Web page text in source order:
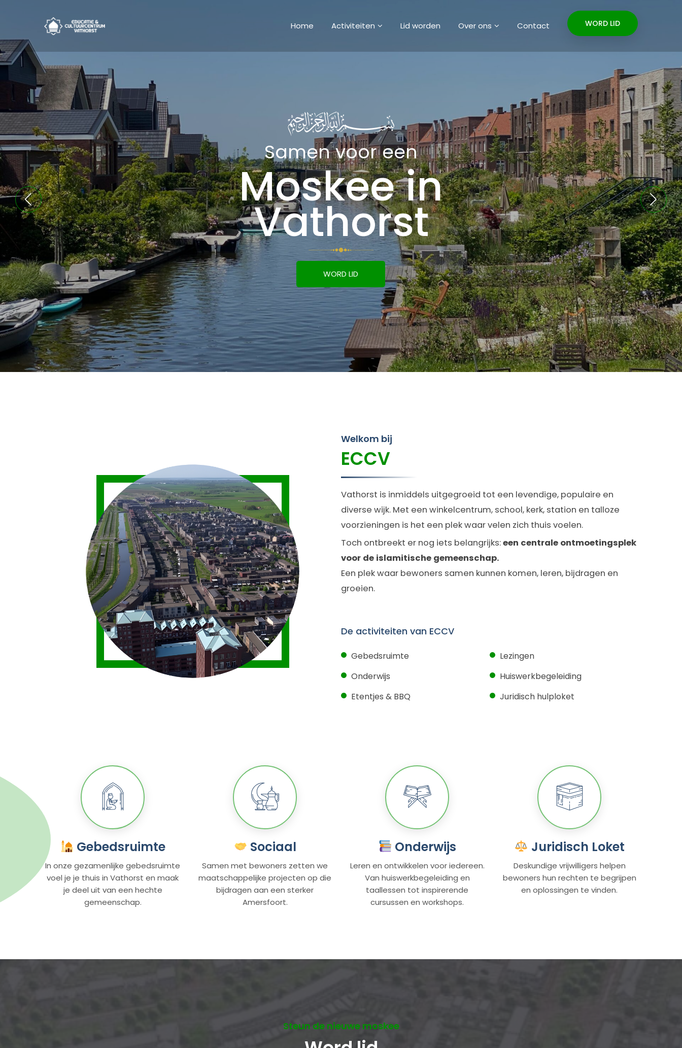
WORD LID
Home Activiteiten Lid worden Over ons Contact
Samen voor een
Moskee in
Vathorst
WORD LID
Welkom bij
ECCV
Vathorst is inmiddels uitgegroeid tot een levendige, populaire en
diverse wijk. Met een winkelcentrum, school, kerk, station en talloze
voorzieningen is het een plek waar velen zich thuis voelen.
Toch ontbreekt er nog iets belangrijks:een centrale ontmoetingsplek
voor de islamitische gemeenschap.
Een plek waar bewoners samen kunnen komen, leren, bijdragen en
groeien.
De activiteiten van ECCV
Gebedsruimte
Lezingen
Onderwijs
Huiswerkbegeleiding
Etentjes & BBQ
Juridisch hulploket
Gebedsruimte
In onze gezamenlijke gebedsruimte
voel je je thuis in Vathorst en maak
je deel uit van een hechte
gemeenschap.
Sociaal
Samen met bewoners zetten we
maatschappelijke projecten op die
bijdragen aan een sterker
Amersfoort.
Onderwijs
Leren en ontwikkelen voor iedereen.
Van huiswerkbegeleiding en
taallessen tot inspirerende
cursussen en workshops.
Juridisch Loket
Deskundige vrijwilligers helpen
bewoners hun rechten te begrijpen
en oplossingen te vinden.
Steun de nieuwe moskee